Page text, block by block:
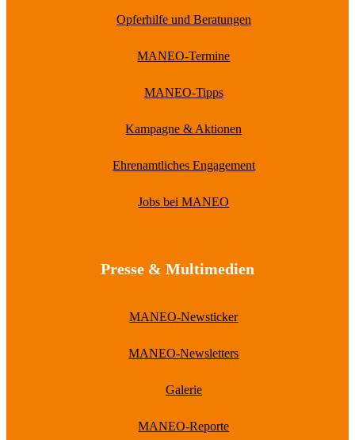
Opferhilfe und Beratungen
MANEO-Termine
MANEO-Tipps
Kampagne & Aktionen
Ehrenamtliches Engagement
Jobs bei MANEO
Presse & Multimedien
MANEO-Newsticker
MANEO-Newsletters
Galerie
MANEO-Reporte